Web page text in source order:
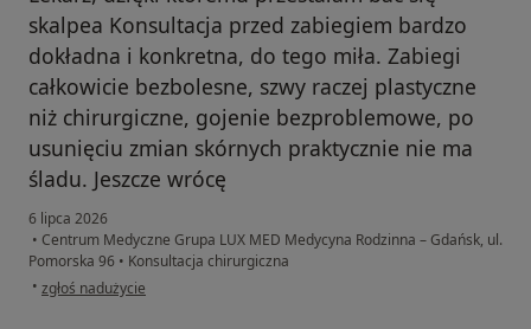
skalpea Konsultacja przed zabiegiem bardzo
dokładna i konkretna, do tego miła. Zabiegi
całkowicie bezbolesne, szwy raczej plastyczne
niż chirurgiczne, gojenie bezproblemowe, po
usunięciu zmian skórnych praktycznie nie ma
śladu. Jeszcze wrócę
6 lipca 2026
• Centrum Medyczne Grupa LUX MED Medycyna Rodzinna – Gdańsk, ul.
Pomorska 96 • Konsultacja chirurgiczna
• w opinii użytkownika Zofia
zgłoś nadużycie